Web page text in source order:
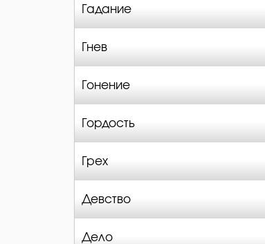
Гадание
Гнев
Гонение
Гордость
Грех
Девство
Дело